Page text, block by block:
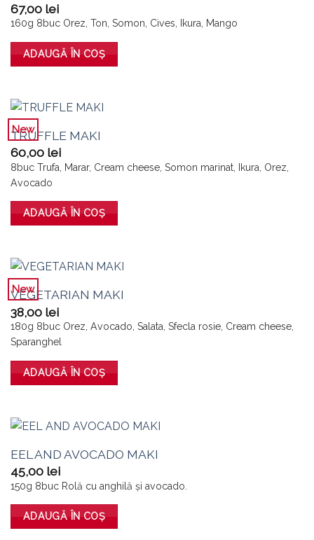
67,00 lei
160g 8buc Orez, Ton, Somon, Cives, Ikura, Mango
ADAUGĂ ÎN COȘ
New
TRUFFLE MAKI
60,00 lei
8buc Trufa, Marar, Cream cheese, Somon marinat, Ikura, Orez,
Avocado
ADAUGĂ ÎN COȘ
New
VEGETARIAN MAKI
38,00 lei
180g 8buc Orez, Avocado, Salata, Sfecla rosie, Cream cheese,
Sparanghel
ADAUGĂ ÎN COȘ
EEL AND AVOCADO MAKI
45,00 lei
150g 8buc Rolă cu anghilă și avocado.
ADAUGĂ ÎN COȘ